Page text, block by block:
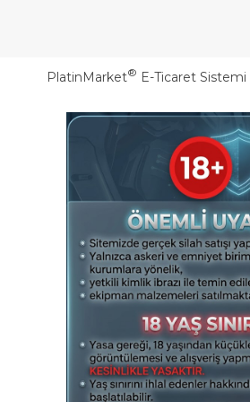
PlatinMarket® E-Ticaret Sistemi